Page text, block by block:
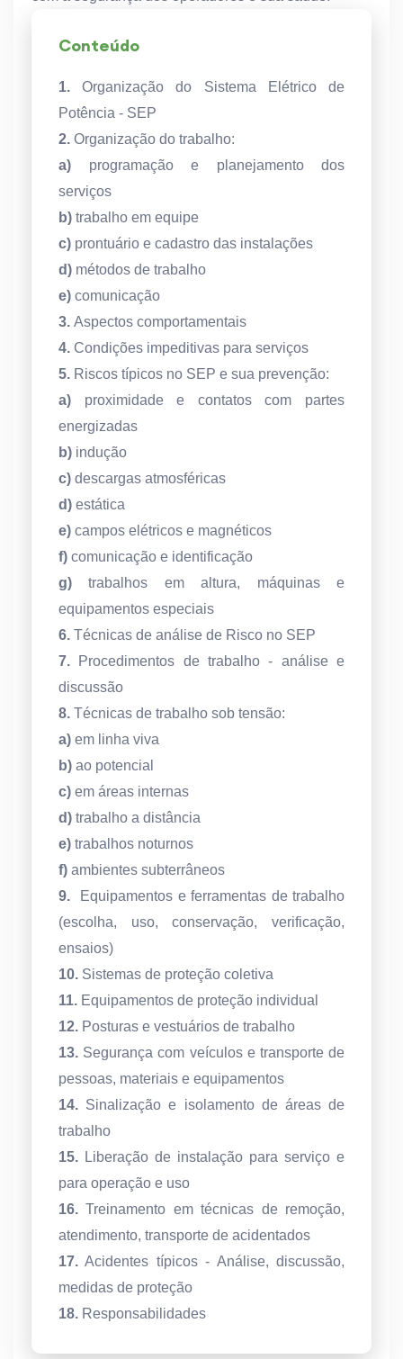
Conteúdo
1. Organização do Sistema Elétrico de
Potência - SEP
2. Organização do trabalho:
a) programação e planejamento dos
serviços
b) trabalho em equipe
c) prontuário e cadastro das instalações
d) métodos de trabalho
e) comunicação
3. Aspectos comportamentais
4. Condições impeditivas para serviços
5. Riscos típicos no SEP e sua prevenção:
a) proximidade e contatos com partes
energizadas
b) indução
c) descargas atmosféricas
d) estática
e) campos elétricos e magnéticos
f) comunicação e identificação
g) trabalhos em altura, máquinas e
equipamentos especiais
6. Técnicas de análise de Risco no SEP
7. Procedimentos de trabalho - análise e
discussão
8. Técnicas de trabalho sob tensão:
a) em linha viva
b) ao potencial
c) em áreas internas
d) trabalho a distância
e) trabalhos noturnos
f) ambientes subterrâneos
9. Equipamentos e ferramentas de trabalho
(escolha, uso, conservação, verificação,
ensaios)
10. Sistemas de proteção coletiva
11. Equipamentos de proteção individual
12. Posturas e vestuários de trabalho
13. Segurança com veículos e transporte de
pessoas, materiais e equipamentos
14. Sinalização e isolamento de áreas de
trabalho
15. Liberação de instalação para serviço e
para operação e uso
16. Treinamento em técnicas de remoção,
atendimento, transporte de acidentados
17. Acidentes típicos - Análise, discussão,
medidas de proteção
18. Responsabilidades